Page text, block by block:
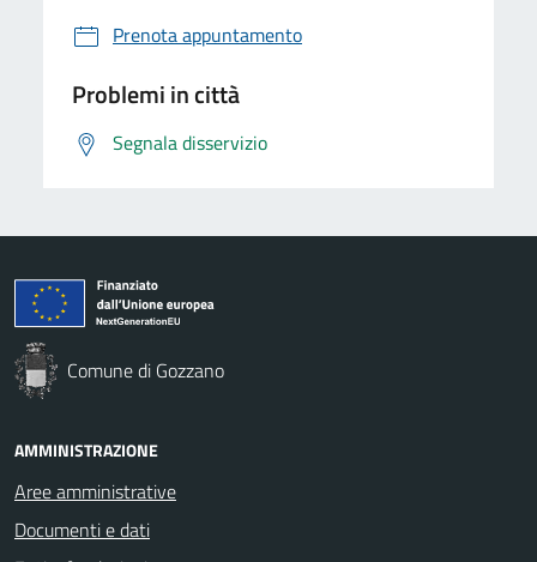
Prenota appuntamento
Problemi in città
Segnala disservizio
Comune di Gozzano
AMMINISTRAZIONE
Aree amministrative
Documenti e dati